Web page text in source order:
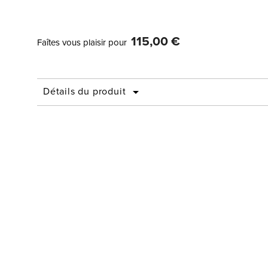
Faîtes vous plaisir pour 115,00 €
Détails du produit 